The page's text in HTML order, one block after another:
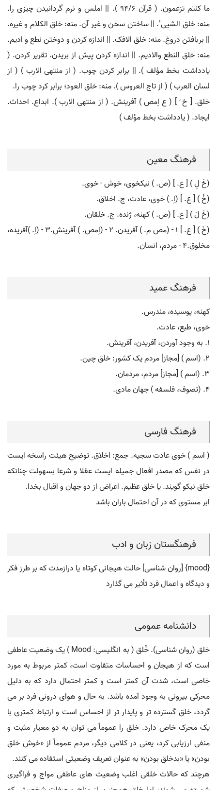
ما کنتم تزعمون. ( قرآن 94/6 ). || املس و نرم گردانیدن چیزی را.
منه: خلق الشیی ٔ. || ساختن سخن و غیر آن. منه: خلق الکلام و غیره.
|| بربافتن دروغ. منه: خلق الافک. || اندازه کردن و دوختن نطع و ادیم.
منه: خلق النطع والادیم. || اندازه کردن پیش از بریدن. تقریر کردن. (
یادداشت بخط مؤلف ). || برابر کردن چوب. ( از منتهی الارب ) ( از
لسان العرب ) ( از تاج العروس ). منه: خلق العود؛ برابر کرد چوب را.
خلق. [ خ َ ] ( ع اِمص ) آفرینش. ( از منتهی الارب ). ابداع. احداث.
ایجاد. ( یادداشت بخط مؤلف )
فرهنگ معین
(خَ لِ ) [ ع. ] (ص. ) نیکخوی، خوش - خوی.
(خُ ) [ ع. ] (اِ. ) خوی، عادت، ج. اخلاق.
(خَ لَ ) [ ع. ] (ص. ) کهنه، ژنده. ج. خلقان.
(خَ ) [ ع. ] ۱ - (مص م. ) آفریدن. ۲ - (اِمص. ) آفرینش.۳ - (اِ. )آفریده،
مخلوق.۴ - مردم، انسان.
فرهنگ عمید
کهنه، پوسیده، مندرس.
خوی، طبع، عادت.
۱. به وجود آوردن، آفریدن، آفرینش.
۲. (اسم ) [مجاز] مردم یک کشور: خلق چین.
۳. (اسم ) [مجاز] مردم، مردمان.
۴. (تصوف، فلسفه ) جهان مادی.
فرهنگ فارسی
( اسم ) خوی عادت سجیه. جمع: اخلاق. توضیح هیئت راسخه ایست
در نفس که مصدر افعال جمیله ایست عقلا و شرعا بسهولت چنانکه
خلق نیکو گویند. یا خلق عظیم. اعراض از دو جهان و اقبال بخدا.
ابر مستوی که در آن احتمال باران باشد
فرهنگستان زبان و ادب
{mood} [روان شناسی] حالت هیجانی کوتاه یا درازمدت که بر طرز فکر
و دیدگاه و اعمال فرد تأثیر می گذارد
دانشنامه عمومی
خلق (روان شناسی). خُلق ( به انگلیسی: Mood ) یک وضعیت عاطفی
است که از هیجان و احساسات متفاوت است، کمتر مربوط به مورد
خاصی است، شدت آن کمتر است و کمتر احتمال دارد که به دلیل
محرکی بیرونی به وجود آمده باشد. به حال و هوای درونی فرد بر می
گردد، خلق گسترده تر و پایدار تر از احساس است و ارتباط کمتری با
یک محرک خاص دارد. خلق را عموماً می توان به دو معیار مثبت و
منفی ارزیابی کرد، یعنی در کلامی دیگر، مردم عموماً از «خوش خلق
بودن» یا «بدخلق بودن» به عنوان تعریف وضعیتی استفاده می کنند.
هرچند که حالات خلقی اغلب وضعیت های عاطفی مواج و فراگیری